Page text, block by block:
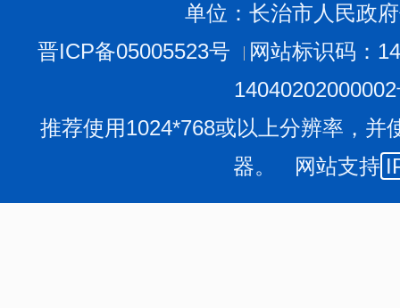
单位：长治市人民政
晋ICP备05005523号
网站标识码：
推荐使用1024*768或以上分辨率，并
器。 网站支持